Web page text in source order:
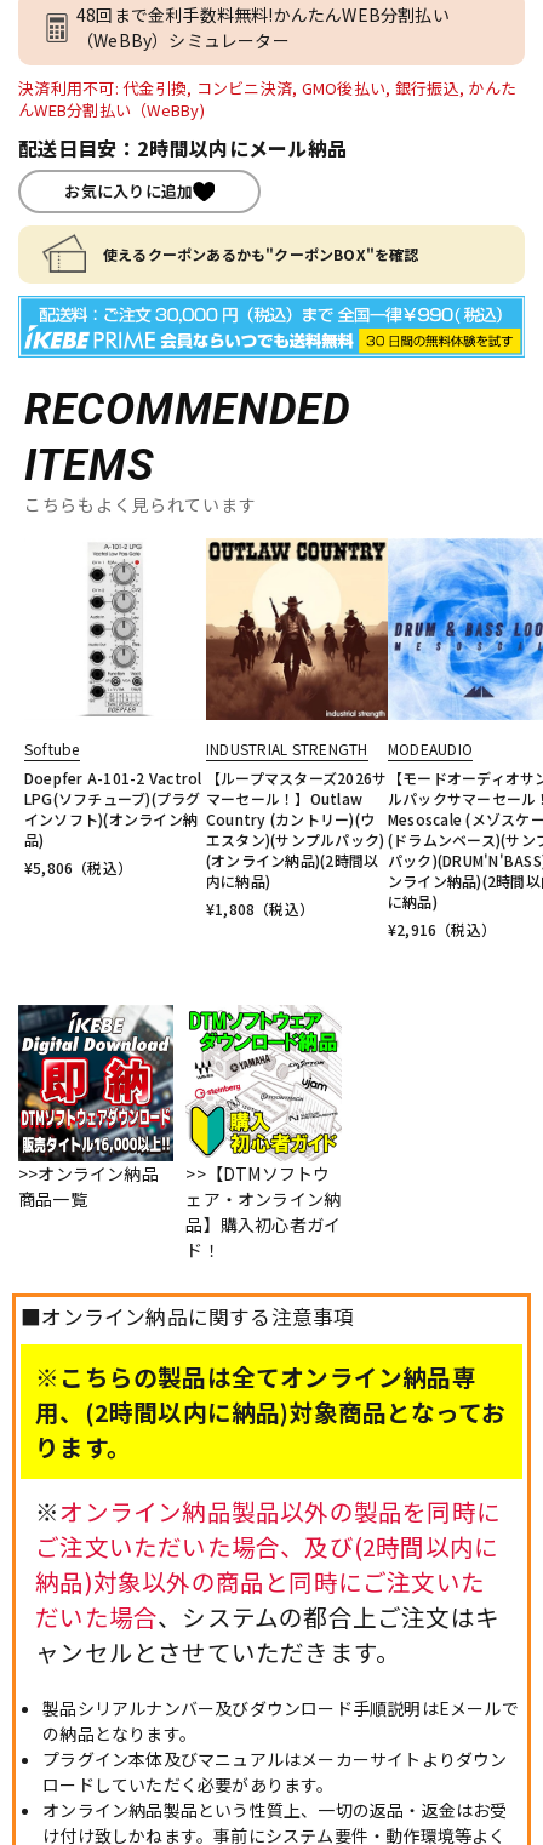
48回まで金利手数料無料!かんたんWEB分割払い
（WeBBy）シミュレーター
決済利用不可: 代金引換, コンビニ決済, GMO後払い, 銀行振込, かんた
んWEB分割払い（WeBBy)
配送日目安：2時間以内にメール納品
お気に入りに追加
使えるクーポンあるかも"クーポンBOX"を確認
RECOMMENDED
ITEMS
こちらもよく見られています
Softube
Doepfer A-101-2 Vactrol
LPG(ソフチューブ)(プラグ
インソフト)(オンライン納
品)
¥5,806 （税込）
INDUSTRIAL STRENGTH
【ループマスターズ2026サ
マーセール！】Outlaw
Country (カントリー)(ウ
エスタン)(サンプルパック)
(オンライン納品)(2時間以
内に納品)
¥1,808 （税込）
MODEAUDIO
【モードオーディオサ
ルパックサマーセール
Mesoscale (メゾスケ
(ドラムンベース)(サン
パック
ンライン納品)(2時間
に納品)
¥2,916 （税込）
>>オンライン納品
商品一覧
>>【DTMソフトウ
ェア・オンライン納
品】購入初心者ガイ
ド！
■オンライン納品に関する注意事項
※こちらの製品は全てオンライン納品専
用、(2時間以内に納品)対象商品となってお
ります。
※オンライン納品製品以外の製品を同時に
ご注文いただいた場合、及び(2時間以内に
納品)対象以外の商品と同時にご注文いた
だいた場合、システムの都合上ご注文はキ
ャンセルとさせていただきます。
製品シリアルナンバー及びダウンロード手順説明はEメールで
の納品となります。
プラグイン本体及びマニュアルはメーカーサイトよりダウン
ロードしていただく必要があります。
オンライン納品製品という性質上、一切の返品・返金はお受
け付け致しかねます。事前にシステム要件・動作環境等よく